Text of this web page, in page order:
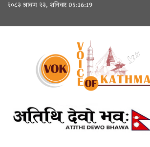
Skip
content
२०८३ श्रावण २३, शनिवार05:16:20